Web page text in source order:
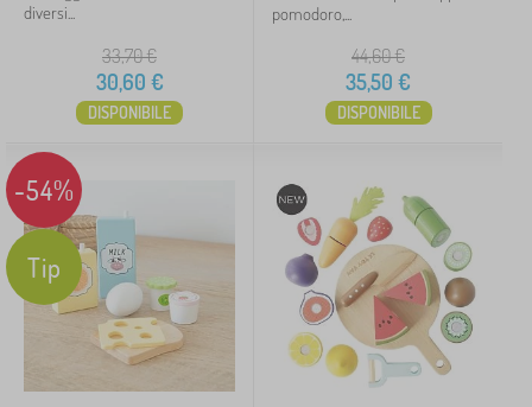
diversi...
33,70€
30,60 €
DISPONIBILE
pomodoro,...
44,60€
35,50 €
DISPONIBILE
-54%
Tip